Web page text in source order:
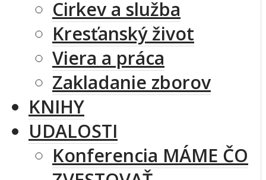
Cirkev a služba
Kresťanský život
Viera a práca
Zakladanie zborov
KNIHY
UDALOSTI
Konferencia MÁME ČO